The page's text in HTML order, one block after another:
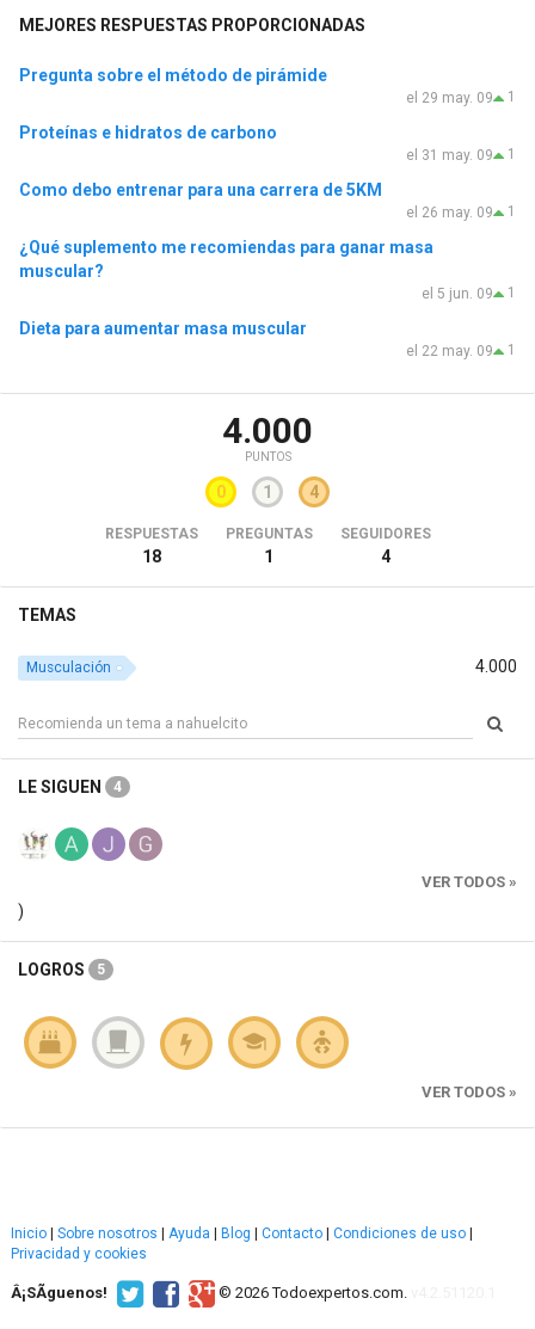
MEJORES RESPUESTAS PROPORCIONADAS
Pregunta sobre el método de pirámide
1
el 29 may. 09
Proteínas e hidratos de carbono
1
el 31 may. 09
Como debo entrenar para una carrera de 5KM
1
el 26 may. 09
¿Qué suplemento me recomiendas para ganar masa
muscular?
1
el 5 jun. 09
Dieta para aumentar masa muscular
1
el 22 may. 09
4.000
PUNTOS
0 1 4
RESPUESTAS
18
PREGUNTAS
1
SEGUIDORES
4
TEMAS
4.000
Musculación
LE SIGUEN 4
VER TODOS »
)
LOGROS 5
VER TODOS »
Inicio | Sobre nosotros | Ayuda | Blog | Contacto | Condiciones de uso |
Privacidad y cookies
Â¡SÃ­guenos! © 2026 Todoexpertos.com.